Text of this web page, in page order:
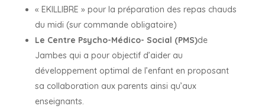
« EKILLIBRE » pour la préparation des repas chauds
du midi (sur commande obligatoire)
Le Centre Psycho-Médico- Social (PMS)de
Jambes qui a pour objectif d’aider au
développement optimal de l’enfant en proposant
sa collaboration aux parents ainsi qu’aux
enseignants.